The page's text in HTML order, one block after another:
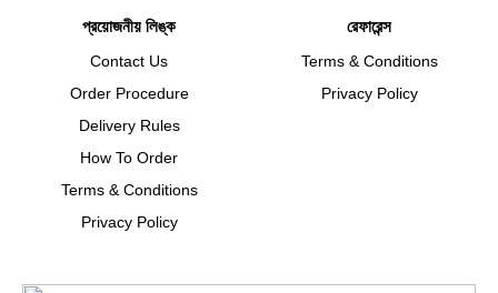
প্রয়োজনীয় লিঙ্ক
Contact Us
Order Procedure
Delivery Rules
How To Order
Terms & Conditions
Privacy Policy
রেফারেন্স
Terms & Conditions
Privacy Policy